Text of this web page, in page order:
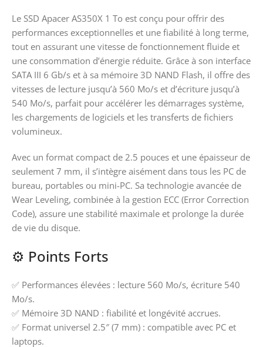
Le SSD Apacer AS350X 1 To est conçu pour offrir des
performances exceptionnelles et une fiabilité à long terme,
tout en assurant une vitesse de fonctionnement fluide et
une consommation d’énergie réduite. Grâce à son interface
SATA III 6 Gb/s et à sa mémoire 3D NAND Flash, il offre des
vitesses de lecture jusqu’à 560 Mo/s et d’écriture jusqu’à
540 Mo/s, parfait pour accélérer les démarrages système,
les chargements de logiciels et les transferts de fichiers
volumineux.
Avec un format compact de 2.5 pouces et une épaisseur de
seulement 7 mm, il s’intègre aisément dans tous les PC de
bureau, portables ou mini-PC. Sa technologie avancée de
Wear Leveling, combinée à la gestion ECC (Error Correction
Code), assure une stabilité maximale et prolonge la durée
de vie du disque.
⚙️ Points Forts
✅ Performances élevées : lecture 560 Mo/s, écriture 540
Mo/s.
✅ Mémoire 3D NAND : fiabilité et longévité accrues.
✅ Format universel 2.5″ (7 mm) : compatible avec PC et
laptops.